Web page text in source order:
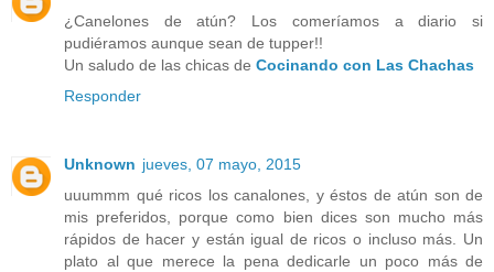
¿Canelones de atún? Los comeríamos a diario si
pudiéramos aunque sean de tupper!!
Un saludo de las chicas de Cocinando con Las Chachas
Responder
Unknown jueves, 07 mayo, 2015
uuummm qué ricos los canalones, y éstos de atún son de
mis preferidos, porque como bien dices son mucho más
rápidos de hacer y están igual de ricos o incluso más. Un
plato al que merece la pena dedicarle un poco más de